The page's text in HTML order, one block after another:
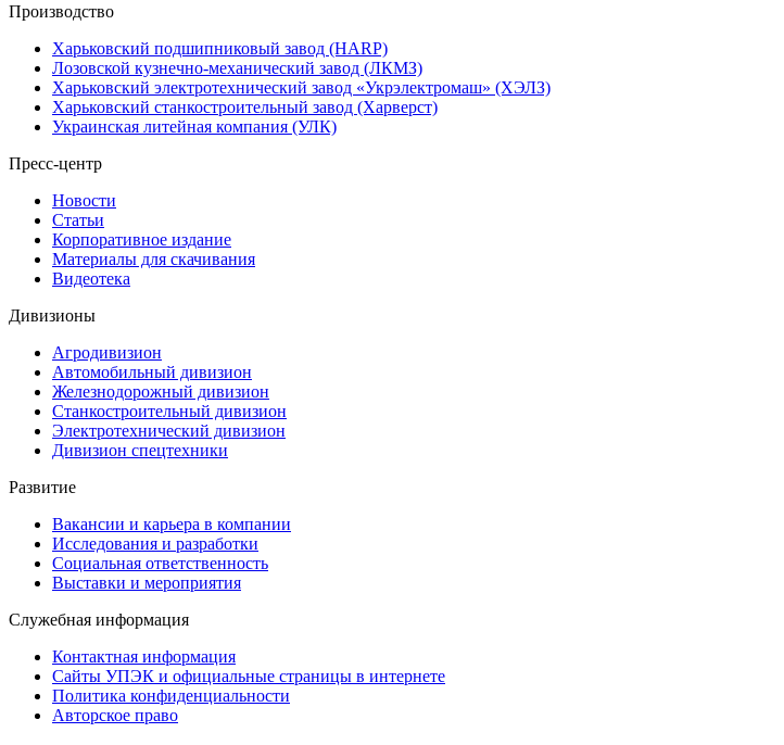
Производство
Харьковский подшипниковый завод (HARP)
Лозовской кузнечно-механический завод (ЛКМЗ)
Харьковский электротехнический завод «Укрэлектромаш» (ХЭЛЗ)
Харьковский станкостроительный завод (Харверст)
Украинская литейная компания (УЛК)
Пресс-центр
Новости
Статьи
Корпоративное издание
Материалы для скачивания
Видеотека
Дивизионы
Агродивизион
Автомобильный дивизион
Железнодорожный дивизион
Станкостроительный дивизион
Электротехнический дивизион
Дивизион спецтехники
Развитие
Вакансии и карьера в компании
Исследования и разработки
Социальная ответственность
Выставки и мероприятия
Служебная информация
Контактная информация
Сайты УПЭК и официальные страницы в интернете
Политика конфиденциальности
Авторское право